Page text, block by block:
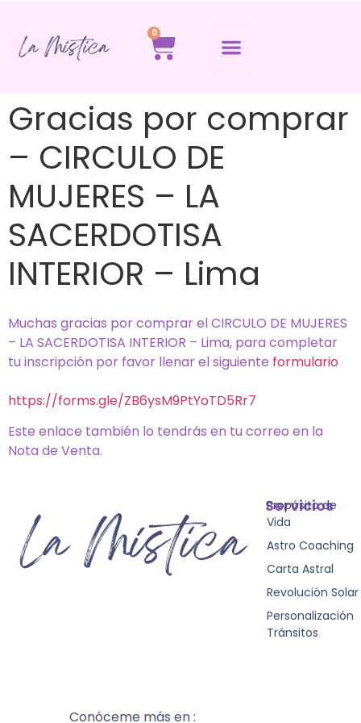
0
Gracias por comprar
– CIRCULO DE
MUJERES – LA
SACERDOTISA
INTERIOR – Lima
Muchas gracias por comprar el CIRCULO DE MUJERES
– LA SACERDOTISA INTERIOR – Lima, para completar
tu inscripción por favor llenar el siguiente formulario
https://forms.gle/ZB6ysM9PtYoTD5Rr7
Este enlace también lo tendrás en tu correo en la
Nota de Venta.
Conóceme más en :
Servicios
Propósito de
Vida
Astro Coaching
Carta Astral
Revolución Solar
Personalización
Tránsitos